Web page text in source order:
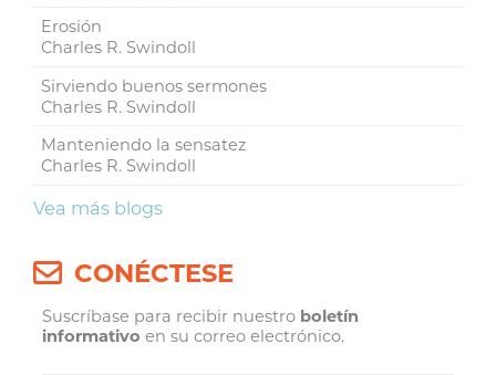
Erosión
Charles R. Swindoll
Sirviendo buenos sermones
Charles R. Swindoll
Manteniendo la sensatez
Charles R. Swindoll
Vea más blogs
CONÉCTESE
Suscríbase para recibir nuestro boletín
informativo en su correo electrónico.